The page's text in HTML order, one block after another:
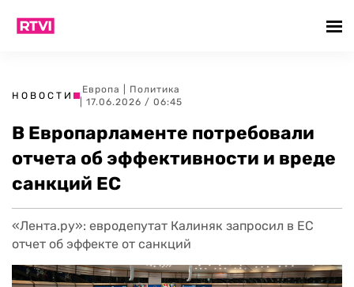
НОВОСТИ
Европа
Политика
| 17.06.2026 / 06:45
В Европарламенте потребовали
отчета об эффективности и вреде
санкций ЕС
«Лента.ру»: евродепутат Калиняк запросил в ЕС
отчет об эффекте от санкций